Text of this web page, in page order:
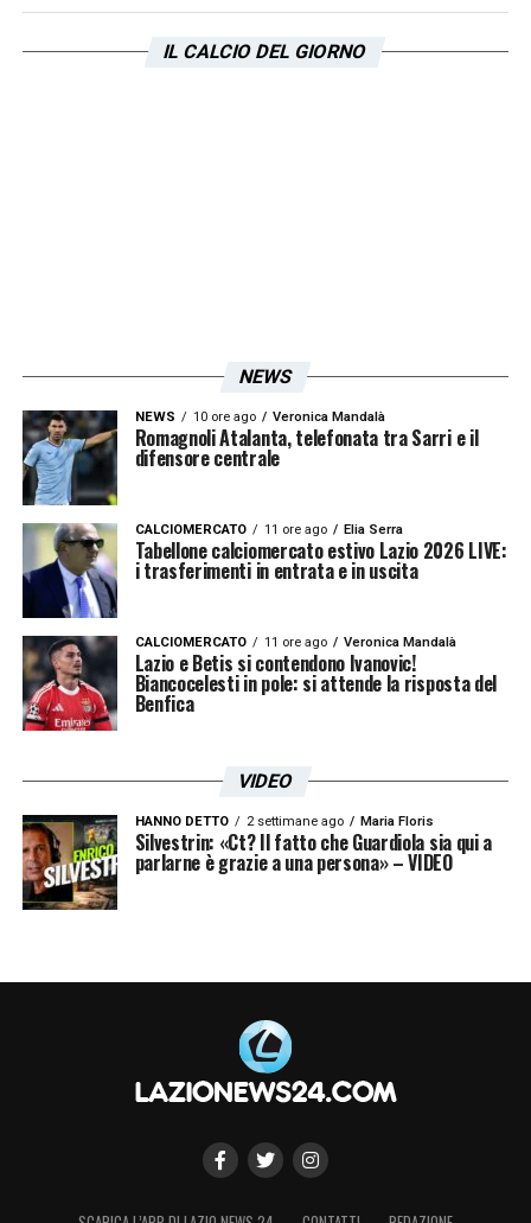
stato fischiato.
IL CALCIO DEL GIORNO
NEWS
NEWS 10 ore ago Veronica Mandalà
Romagnoli Atalanta, telefonata tra Sarri e il
difensore centrale
CALCIOMERCATO 11 ore ago Elia Serra
Tabellone calciomercato estivo Lazio 2026 LIVE:
i trasferimenti in entrata e in uscita
CALCIOMERCATO 11 ore ago Veronica Mandalà
Lazio e Betis si contendono Ivanovic!
Biancocelesti in pole: si attende la risposta del
Benfica
VIDEO
HANNO DETTO 2 settimane ago Maria Floris
Silvestrin: «Ct? Il fatto che Guardiola sia qui a
parlarne è grazie a una persona» – VIDEO